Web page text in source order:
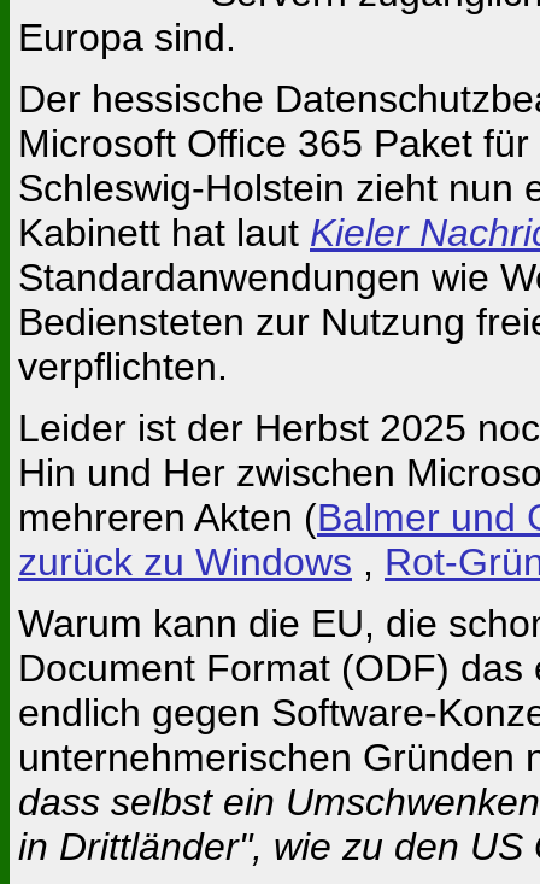
Europa sind.
Der hessische
Microsoft Office 365 Paket
Schleswig-Holstein zieht nun
Kabinett hat laut Kieler
Standardanwendungen wie
Bediensteten zur Nutzung
verpflichten.
Leider ist der Herbst 2025
Hin und Her zwischen
mehreren Akten (Balmer und
zurück zu Windows , Rot-
Warum kann die EU, die
Document Format (ODF)
endlich gegen Software-
unternehmerischen
dass selbst ein
in Drittländer", wie zu den